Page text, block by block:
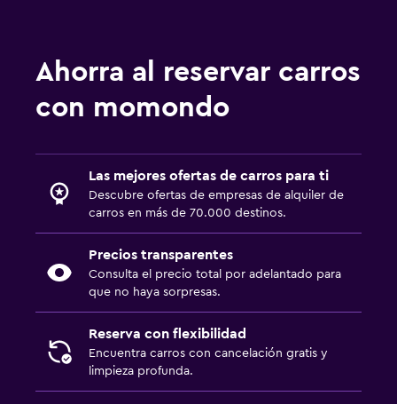
Ahorra al reservar carros
con momondo
Las mejores ofertas de carros para ti
Descubre ofertas de empresas de alquiler de
carros en más de 70.000 destinos.
Precios transparentes
Consulta el precio total por adelantado para
que no haya sorpresas.
Reserva con flexibilidad
Encuentra carros con cancelación gratis y
limpieza profunda.